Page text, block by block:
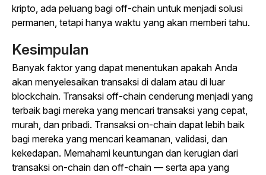
kripto, ada peluang bagi off-chain untuk menjadi solusi
permanen, tetapi hanya waktu yang akan memberi tahu.
Kesimpulan
Banyak faktor yang dapat menentukan apakah Anda
akan menyelesaikan transaksi di dalam atau di luar
blockchain. Transaksi off-chain cenderung menjadi yang
terbaik bagi mereka yang mencari transaksi yang cepat,
murah, dan pribadi. Transaksi on-chain dapat lebih baik
bagi mereka yang mencari keamanan, validasi, dan
kekedapan. Memahami keuntungan dan kerugian dari
transaksi on-chain dan off-chain — serta apa yang